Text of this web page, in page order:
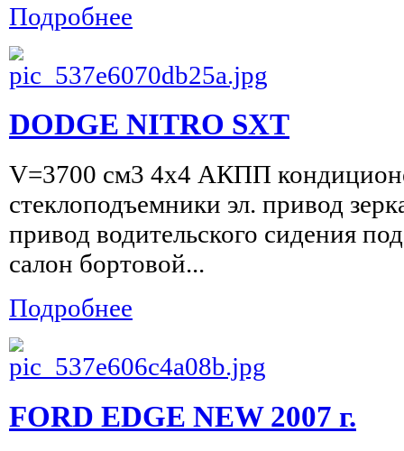
Подробнее
DODGE NITRO SXT
V=3700 см3 4х4 АКПП
стеклоподъемники эл. привод
привод водительского сидения
салон бортовой...
Подробнее
FORD EDGE NEW 2007 г.